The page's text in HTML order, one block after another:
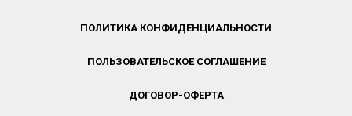
ПОЛИТИКА КОНФИДЕНЦИАЛЬНОСТИ
ПОЛЬЗОВАТЕЛЬСКОЕ СОГЛАШЕНИЕ
ДОГОВОР-ОФЕРТА